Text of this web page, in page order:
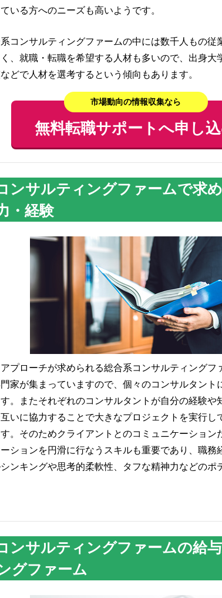
いる方へのニーズも高いようです。
コンサルティングファームの中には数千人もの従
、就職・転職を希望する人材も多いので、出身大
どで人材を選考するという傾向もあります。
市場動向の情報収集なら
無料転職サポートへ申し
ンサルティングファームで求
・経験
プローチが求められる総合系コンサルティングフ
家が集まっていますので、個々のコンサルタント
。またそれぞれのコンサルタントが自分の経験や
いに協力することで大きなプロジェクトを実行し
。そのためクライアントとのコミュニケーション
ションを円滑に行なうスキルも重要であり、職務
ンキングや思考的柔軟性、タフな精神力などのポ
ンサルティングファームの給
グファーム